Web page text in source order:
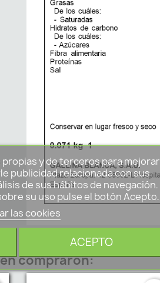
y de terceros para mejorar
publicidad relacionada con sus
de sus hábitos de navegación.
su uso pulse el botón Acepto.
las cookies
ACEPTO
compraron: